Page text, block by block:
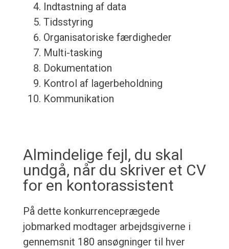
Indtastning af data
Tidsstyring
Organisatoriske færdigheder
Multi-tasking
Dokumentation
Kontrol af lagerbeholdning
Kommunikation
Almindelige fejl, du skal
undgå, når du skriver et CV
for en kontorassistent
På dette konkurrenceprægede
jobmarked modtager arbejdsgiverne i
gennemsnit 180 ansøgninger til hver